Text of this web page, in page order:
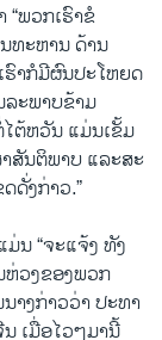
“ພວກເຮົາຂໍ
ທະຫານ ດ້ານ
າກໍມີຜົນປະໂຫຍດ
ລະພາບຂ້າມ
ຕ້ຫວັນ ແມ່ນເຂັ້ມ
ສັນຕິພາບ ແລະສະ
ດັ່ງກ່າວ.”
ນ “ຈະແຈ້ງ ທັງ
ຫ່ວງຂອງພວກ
າງກ່າວວ່າ ປະທາ
ເມື່ອໄວໆມານີ້